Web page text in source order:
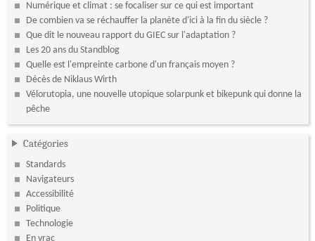
Numérique et climat : se focaliser sur ce qui est important
De combien va se réchauffer la planète d'ici à la fin du siècle ?
Que dit le nouveau rapport du GIEC sur l'adaptation ?
Les 20 ans du Standblog
Quelle est l'empreinte carbone d'un français moyen ?
Décès de Niklaus Wirth
Vélorutopia, une nouvelle utopique solarpunk et bikepunk qui donne la
pêche
Catégories
Standards
Navigateurs
Accessibilité
Politique
Technologie
En vrac